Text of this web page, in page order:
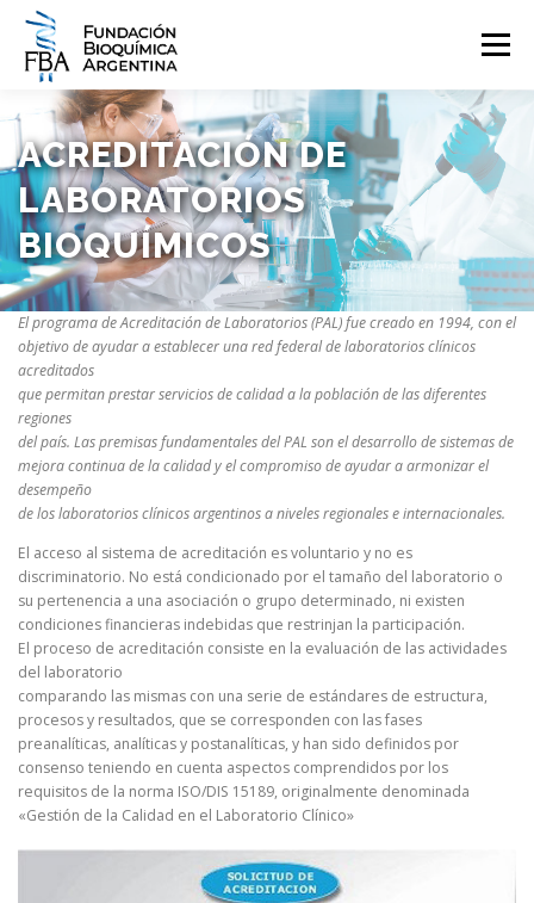
Saltar
contenido
Menú
QUIENES SOMOS PROGRAMAS EVENTOS COMUNICACIÓN
CONTACTO INGRESAR
ACREDITACIÓN DE
LABORATORIOS
BIOQUÍMICOS
El programa de Acreditación de Laboratorios (PAL) fue creado en 1994, con el
objetivo de ayudar a establecer una red federal de laboratorios clínicos
acreditados
que permitan prestar servicios de calidad a la población de las diferentes
regiones
del país. Las premisas fundamentales del PAL son el desarrollo de sistemas de
mejora continua de la calidad y el compromiso de ayudar a armonizar el
desempeño
de los laboratorios clínicos argentinos a niveles regionales e internacionales.
El acceso al sistema de acreditación es voluntario y no es
discriminatorio. No está condicionado por el tamaño del laboratorio o
su pertenencia a una asociación o grupo determinado, ni existen
condiciones financieras indebidas que restrinjan la participación.
El proceso de acreditación consiste en la evaluación de las actividades
del laboratorio
comparando las mismas con una serie de estándares de estructura,
procesos y resultados, que se corresponden con las fases
preanalíticas, analíticas y postanalíticas, y han sido definidos por
consenso teniendo en cuenta aspectos comprendidos por los
requisitos de la norma ISO/DIS 15189, originalmente denominada
«Gestión de la Calidad en el Laboratorio Clínico»